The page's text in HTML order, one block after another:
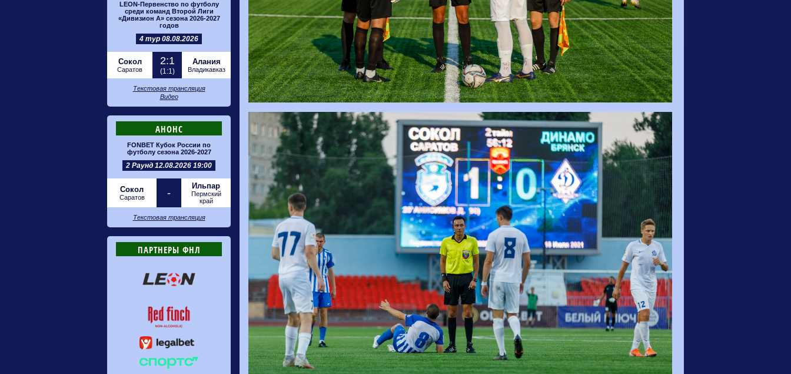
LEON-Первенство по футболу
среди команд Второй Лиги
«Дивизион А» сезона 2026-2027
годов
4 тур 08.08.2026
Сокол
Саратов
2:1
(1:1)
Алания
Владикавказ
Текстовая трансляция
Видео
АНОНС
FONBET Кубок России по
футболу сезона 2026-2027
2 Раунд 12.08.2026 19:00
Сокол
Саратов -
Ильпар
Пермский
край
Текстовая трансляция
ПАРТНЕРЫ ФНЛ